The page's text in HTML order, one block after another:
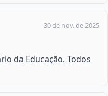
30 de nov. de 2025
da Educação. Todos